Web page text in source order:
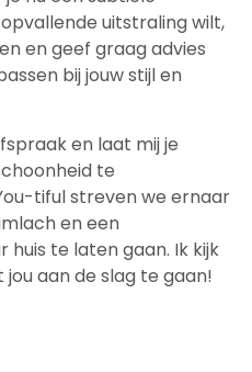
uitstraling wilt,
en geef graag advies
bij jouw stijl en
en laat mij je
te
tiful streven we ernaar
en een
te laten gaan. Ik kijk
aan de slag te gaan!